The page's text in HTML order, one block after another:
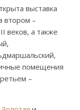
выставка
втором –
веков, а также
помещения
–